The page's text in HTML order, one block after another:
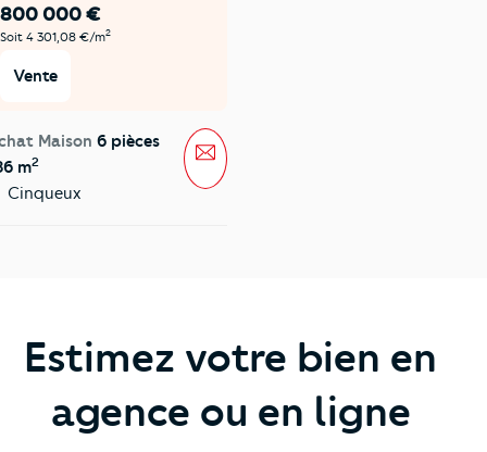
800 000 €
Soit 4 301,08 €/m2
Vente
Maison 6 pièces
m2
Cinqueux
Message
Estimez votre bien en
agence ou en ligne